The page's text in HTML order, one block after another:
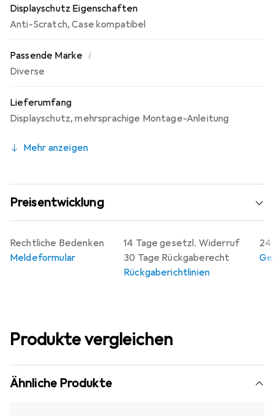
Displayschutz Eigenschaften
Anti-Scratch,Case kompatibel
Passende Marke i
Diverse
Lieferumfang
Displayschutz,mehrsprachige Montage-Anleitung
Mehr anzeigen
Preisentwicklung
14 Tage gesetzl. Widerruf
30 Tage Rückgaberecht
Rückgaberichtlinien
24
Rechtliche Bedenken
Meldeformular
Produkte vergleichen
Ähnliche Produkte